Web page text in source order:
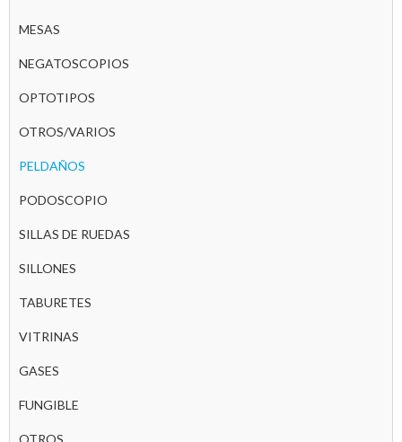
MESAS
NEGATOSCOPIOS
OPTOTIPOS
OTROS/VARIOS
PELDAÑOS
PODOSCOPIO
SILLAS DE RUEDAS
SILLONES
TABURETES
VITRINAS
GASES
FUNGIBLE
OTROS